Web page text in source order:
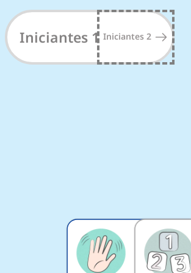
Vocabulário
Iniciantes 1 Iniciantes 2
#1
15palavras
8Min.